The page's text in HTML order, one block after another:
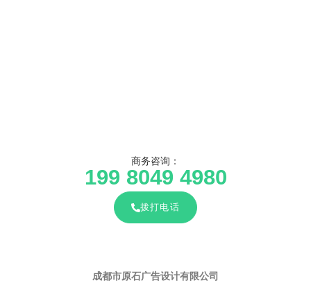
商务咨询：
199 8049 4980
拨打电话
成都市原石广告设计有限公司